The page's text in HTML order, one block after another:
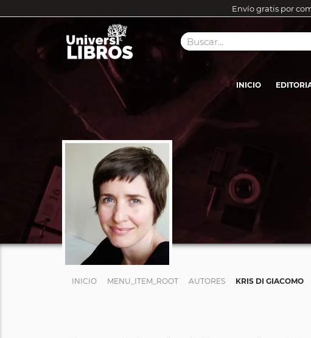
Envío gratis por
INICIO
INICIO MENU_ITEM_ROOT AUTORES KRIS DI GIACOMO